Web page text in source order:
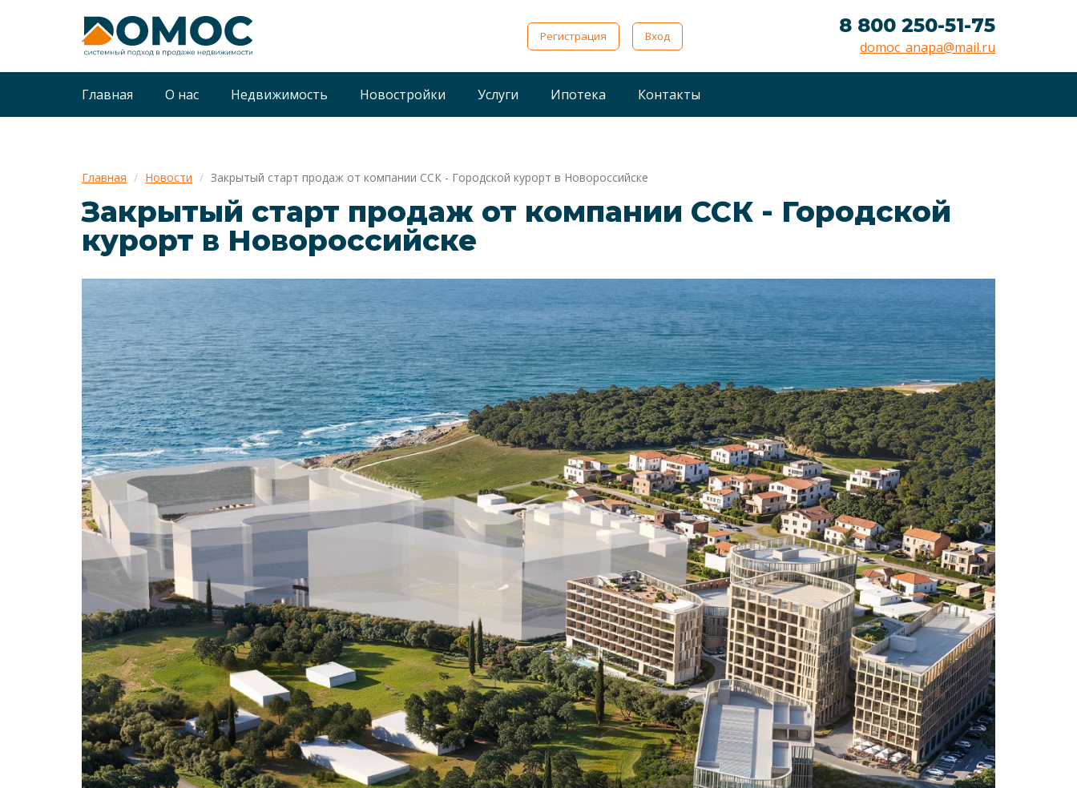
Регистрация Вход 8 800 250-51-75
domoc_anapa@mail.ru
Главная О нас Недвижимость Новостройки Услуги Ипотека Контакты
Главная Новости Закрытый старт продаж от компании ССК - Городской курорт в Новороссийске
Закрытый старт продаж от компании ССК - Городской
курорт в Новороссийске